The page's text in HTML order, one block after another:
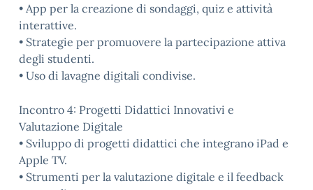
• App per la creazione di sondaggi, quiz e attività
interattive.
• Strategie per promuovere la partecipazione attiva
degli studenti.
• Uso di lavagne digitali condivise.
Incontro 4: Progetti Didattici Innovativi e
Valutazione Digitale
• Sviluppo di progetti didattici che integrano iPad e
Apple TV.
• Strumenti per la valutazione digitale e il feedback